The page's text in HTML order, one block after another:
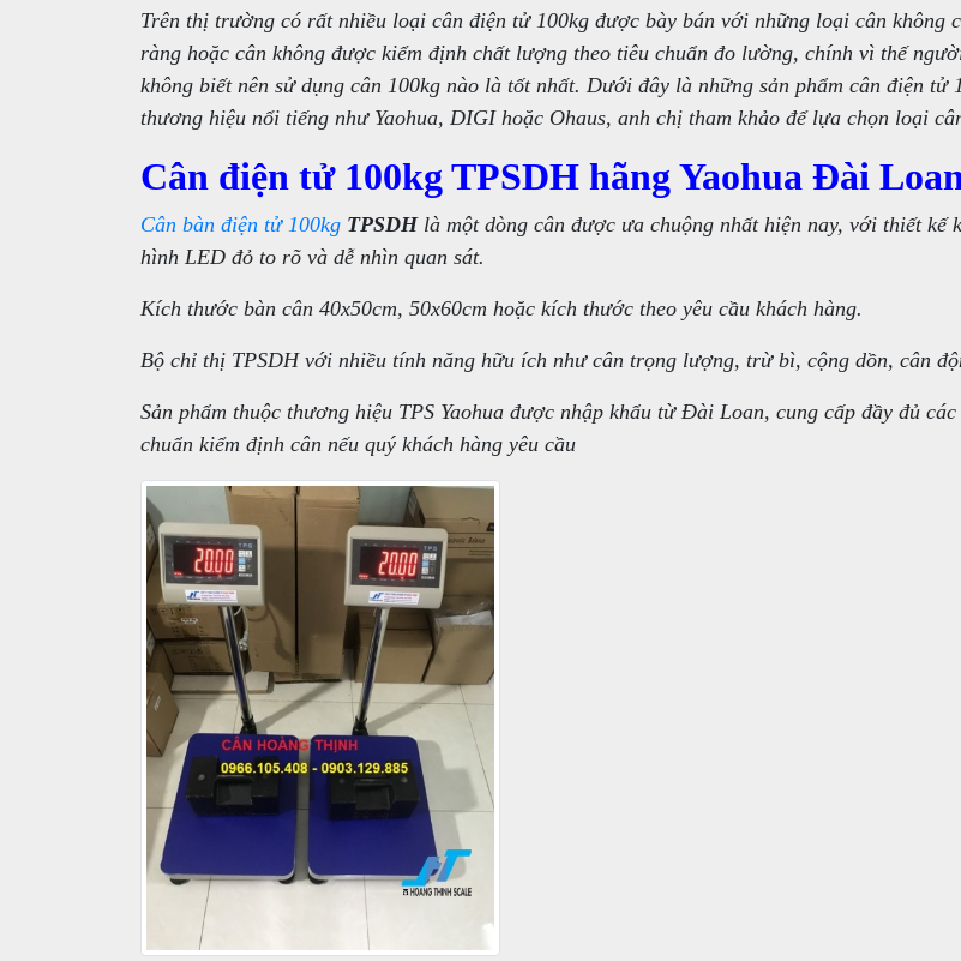
Trên thị trường có rất nhiều loại cân điện tử 100kg được bày bán với những loại cân không
ràng hoặc cân không được kiểm định chất lượng theo tiêu chuẩn đo lường, chính vì thế
không biết nên sử dụng cân 100kg nào là tốt nhất. Dưới đây là những sản phẩm cân điện tử
thương hiệu nổi tiếng như Yaohua, DIGI hoặc Ohaus, anh chị tham khảo để lựa chọn loại
Cân điện tử 100kg TPSDH hãng Yaohua Đài
Cân bàn điện tử 100kg TPSDHlà một dòng cân được ưa chuộng nhất hiện nay, với thiết kế
hình LED đỏ to rõ và dễ nhìn quan sát.
Kích thước bàn cân 40x50cm, 50x60cm hoặc kích thước theo yêu cầu khách hàng.
Bộ chỉ thị TPSDH với nhiều tính năng hữu ích như cân trọng lượng, trừ bì, cộng dồn, cân
Sản phẩm thuộc thương hiệu TPS Yaohua được nhập khẩu từ Đài Loan, cung cấp đầy đủ
chuẩn kiểm định cân nếu quý khách hàng yêu cầu